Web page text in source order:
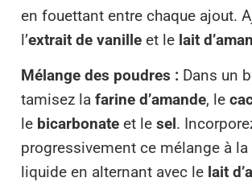
en fouettant entre chaque ajout.
l’extrait de vanille et le lait
Mélange des poudres : Dans un
tamisez la farine d’amande, le
le bicarbonate et le sel.
progressivement ce mélange à
liquide en alternant avec le lait